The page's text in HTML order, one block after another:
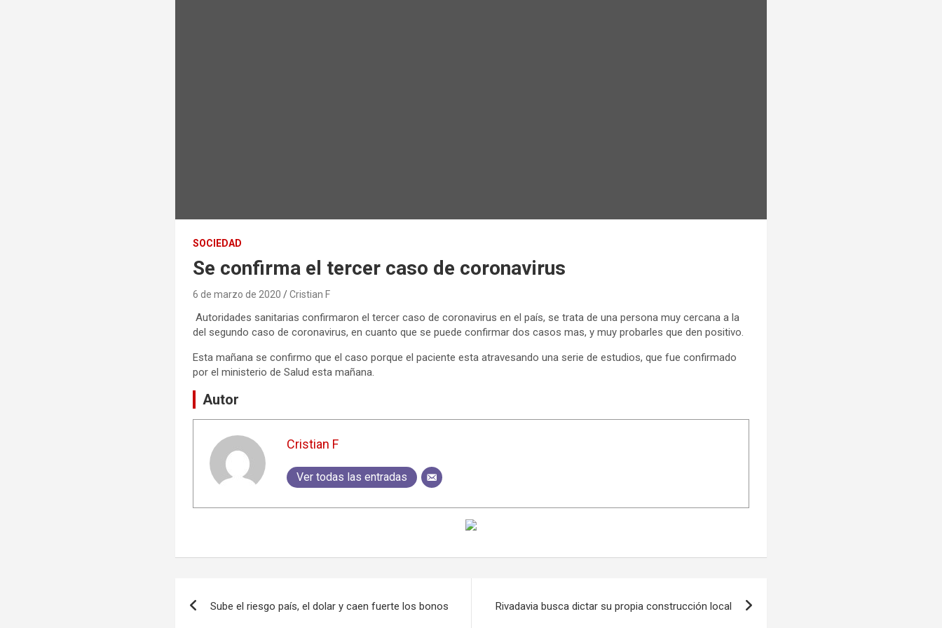
SOCIEDAD
Se confirma el tercer caso de coronavirus
6 de marzo de 2020 Cristian F
Autoridades sanitarias confirmaron el tercer caso de coronavirus en el país, se trata de una persona muy cercana a la
del segundo caso de coronavirus, en cuanto que se puede confirmar dos casos mas, y muy probarles que den positivo.
Esta mañana se confirmo que el caso porque el paciente esta atravesando una serie de estudios, que fue confirmado
por el ministerio de Salud esta mañana.
Autor
Cristian F
Ver todas las entradas
Sube el riesgo país, el dolar y caen fuerte los bonos Rivadavia busca dictar su propia construcción local